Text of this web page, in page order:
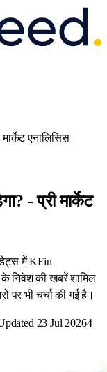
एनालिसिस
- प्री मार्केट
में KFin
निवेश की खबरें शामिल
पर भी चर्चा की गई है।
23 Jul 20264